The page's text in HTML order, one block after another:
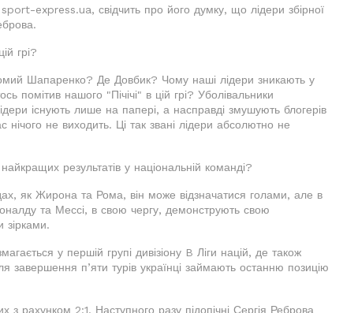
express.ua, свідчить про його думку, що лідери збірної
грі?
Шапаренко? Де Довбик? Чому наші лідери зникають у
помітив нашого "Пічічі" в цій грі? Уболівальники
існують лише на папері, а насправді змушують блогерів
нічого не виходить. Ці так звані лідери абсолютно не
результатів у національній команді?
як Жирона та Рома, він може відзначатися голами, але в
та Мессі, в свою чергу, демонструють свою
зірками.
у першій групі дивізіону B Ліги націй, де також
завершення п’яти турів українці займають останню позицію
рахунком 2:1. Наступного разу підопічні Сергія Реброва